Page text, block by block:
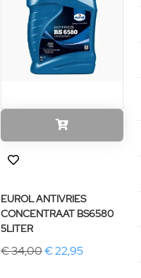
EUROL ANTIVRIES
CONCENTRAAT BS6580
5LITER
€ 34,00€ 22,95